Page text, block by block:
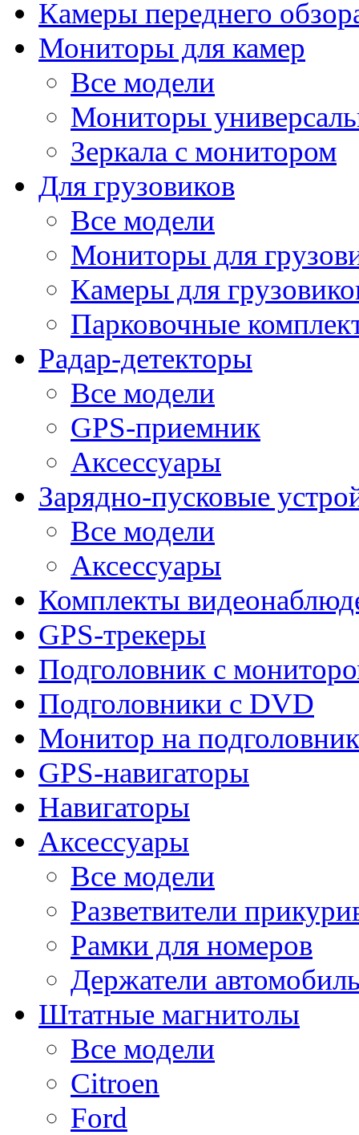
Камеры переднего
Мониторы для камер
Все модели
Мониторы
Зеркала с монитором
Для грузовиков
Все модели
Мониторы для
Камеры для
Парковочные
Радар-детекторы
Все модели
GPS-приемник
Аксессуары
Зарядно-пусковые
Все модели
Аксессуары
Комплекты
GPS-трекеры
Подголовник с
Подголовники с DVD
Монитор на подголовник
GPS-навигаторы
Навигаторы
Аксессуары
Все модели
Разветвители
Рамки для номеров
Держатели
Штатные магнитолы
Все модели
Citroen
Ford